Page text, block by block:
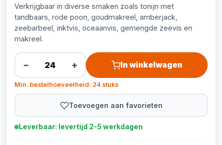
Verkrijgbaar in diverse smaken zoals tonijn met
tandbaars, rode poon, goudmakreel, amberjack,
zeebarbeel, inktvis, oceaanvis, gemengde zeevis en
makreel.
− + In winkelwagen
Min. bestelhoeveelheid: 24 stuks
Toevoegen aan favorieten
Leverbaar: levertijd 2-5 werkdagen